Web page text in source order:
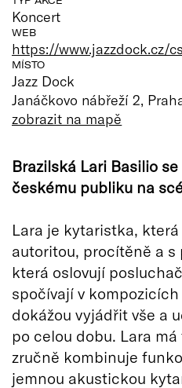
Koncert
WEB
https://www.jazzdock.cz/cs
MÍSTO
Jazz Dock
Janáčkovo nábřeží 2,
zobrazit na mapě
Brazilská Lari Basilio
českému publiku na
Lara je kytaristka,
autoritou, procítěně a
která oslovují
spočívají v
dokážou vyjádřit vše a
po celou dobu. Lara
zručně kombinuje
jemnou akustickou